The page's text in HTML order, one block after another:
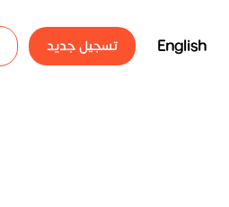
English تسجيل جديد